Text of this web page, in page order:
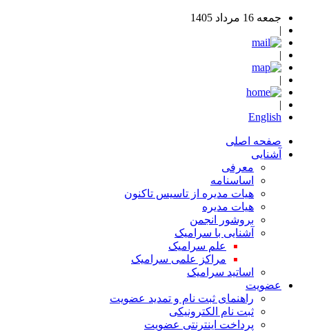
جمعه 16 مرداد 1405
English
صفحه اصلی
آشنایی
معرفی
اساسنامه
هیات مدیره از تاسیس تاکنون
هیات مدیره
بروشور انجمن
آشنایی با سرامیک
علم سرامیک
مراکز علمی سرامیک
اساتید سرامیک
عضویت
راهنمای ثبت نام و تمدید عضویت
ثبت نام الکترونیکی
پرداخت اینترنتی عضویت